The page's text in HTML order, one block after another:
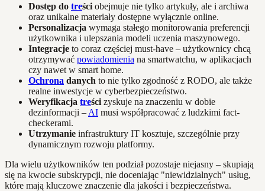
Dostęp do treści obejmuje nie tylko artykuły, ale i archiwa
oraz unikalne materiały dostępne wyłącznie online.
Personalizacja wymaga stałego monitorowania preferencji
użytkownika i ulepszania modeli uczenia maszynowego.
Integracje to coraz częściej must-have – użytkownicy chcą
otrzymywać powiadomienia na smartwatchu, w aplikacjach
czy nawet w smart home.
Ochrona danych to nie tylko zgodność z RODO, ale także
realne inwestycje w cyberbezpieczeństwo.
Weryfikacja treści zyskuje na znaczeniu w dobie
dezinformacji – AI musi współpracować z ludzkimi fact-
checkerami.
Utrzymanie infrastruktury IT kosztuje, szczególnie przy
dynamicznym rozwoju platformy.
Dla wielu użytkowników ten podział pozostaje niejasny – skupiają
się na kwocie subskrypcji, nie doceniając "niewidzialnych" usług,
które mają kluczowe znaczenie dla jakości i bezpieczeństwa.